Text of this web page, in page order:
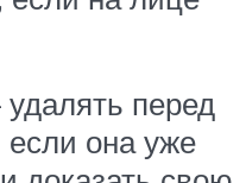
перед
если она уже